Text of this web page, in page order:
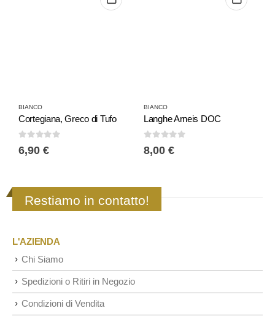
BIANCO
Cortegiana, Greco di Tufo
6,90 €
BIANCO
Langhe Arneis DOC
8,00 €
Restiamo in contatto!
L'AZIENDA
Chi Siamo
Spedizioni o Ritiri in Negozio
Condizioni di Vendita